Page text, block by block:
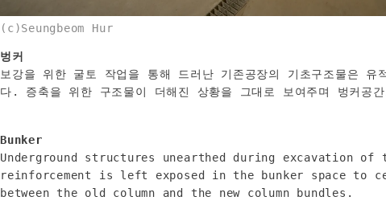
(c)Seungbeom Hur
보강을 위한 굴토 작업을 통해 드러난 기존공장의 기초구조물은 유
다. 증축을 위한 구조물이 더해진 상황을 그대로 보여주며 벙커공
Underground structures unearthed during excavation
reinforcement is left exposed in the bunker space to
between the old column and the new column bundles.